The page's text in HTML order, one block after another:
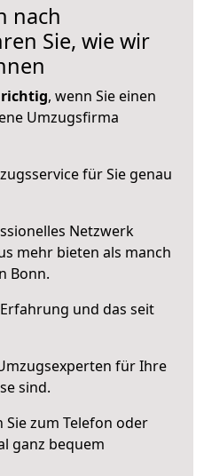
nach
Sie, wie wir
richtig, wenn Sie einen
Umzugsfirma
für Sie genau
Netzwerk
mehr bieten als manch
Bonn.
Erfahrung und das seit
für Ihre
sind.
Sie zum Telefon oder
ganz bequem